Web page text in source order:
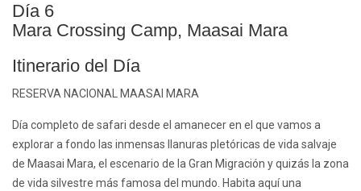
Día 6
Mara Crossing Camp, Maasai Mara
Itinerario del Día
RESERVA NACIONAL MAASAI MARA
Día completo de safari desde el amanecer en el que vamos a
explorar a fondo las inmensas llanuras pletóricas de vida salvaje
de Maasai Mara, el escenario de la Gran Migración y quizás la zona
de vida silvestre más famosa del mundo. Habita aquí una